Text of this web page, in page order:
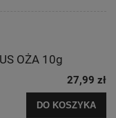
OŻA 10g
27,99 zł
DO KOSZYKA